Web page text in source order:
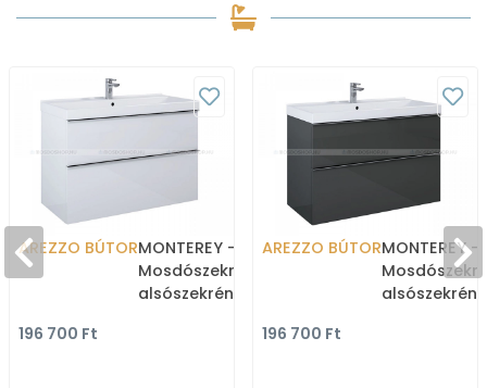
AREZZO BÚTORMONTEREY -
Mosdószekrény,
alsószekrény 2 fiókkal -
magasfényű fehér
196 700 Ft
AREZZO BÚTORMONTEREY -
196 700 Ft